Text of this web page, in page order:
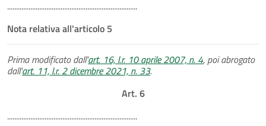
.........................................................................
Nota relativa all'articolo 5
Prima modificato dall'art. 16, l.r. 10 aprile 2007, n. 4, poi abrogato
dall'art. 11, l.r. 2 dicembre 2021, n. 33.
Art. 6
.........................................................................